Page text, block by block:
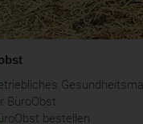
BüroObst
bestellen